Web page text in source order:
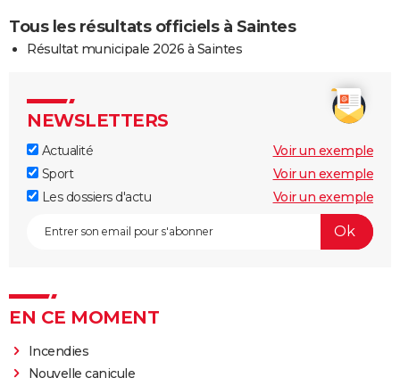
Tous les résultats officiels à Saintes
Résultat municipale 2026 à Saintes
NEWSLETTERS
Actualité
Voir un exemple
Sport
Voir un exemple
Les dossiers d'actu
Voir un exemple
EN CE MOMENT
Incendies
Nouvelle canicule